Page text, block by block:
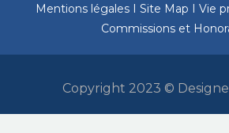
Mentions légales I Site Map I Vie
Commissions et
Copyright 2023 ©